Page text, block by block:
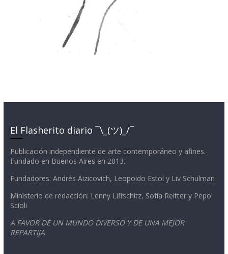
El Flasherito diario ¯\_(ツ)_/¯
Publicación independiente de arte contemporáneo y afines.
Fundado en Buenos Aires en 2013.
Fundadores: Andrés Aizicovich, Leopoldo Estol y Liv Schulman
Ministerio de redacción: Lenny Liffschitz, Sofía Reitter y Pepo
Scioli
A FAVOR DE UN MUNDO DIVERSO Y DE UNA MEJOR
REPARTIJA